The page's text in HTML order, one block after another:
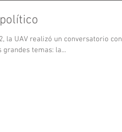
la UAV realizó un conversatorio con
temas: la...